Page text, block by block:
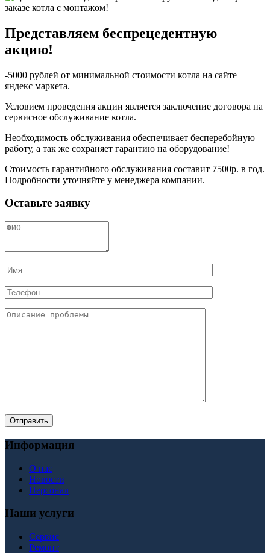
Представляем беспрецедентную
акцию!
-5000 рублей от минимальной стоимости котла на сайте
яндекс маркета.
Условием проведения акции является заключение договора на
сервисное обслуживание котла.
Необходимость обслуживания обеспечивает бесперебойную
работу, а так же сохраняет гарантию на оборудование!
Стоимость гарантийного обслуживания составит 7500р. в год.
Подробности уточняйте у менеджера компании.
Оставьте заявку
Информация
О нас
Новости
Персонал
Наши услуги
Сервис
Ремонт